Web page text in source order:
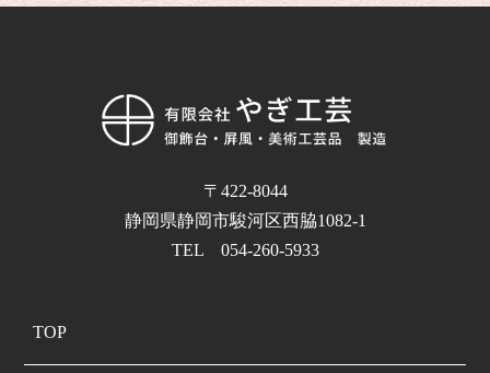
〒422-8044
静岡県静岡市駿河区西脇1082-1
TEL 054-260-5933
TOP